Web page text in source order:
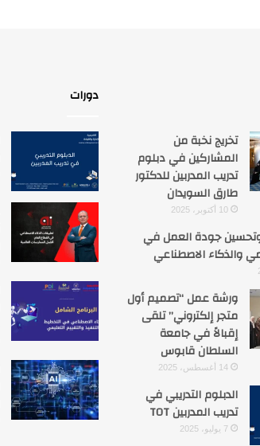
تخريج نخبة من
المشاركين في دبلوم
تدريب المدربين للدكتور
طارق السويدان
10 أكتوبر، 2025
وتحسين جودة العمل في
والذكاء الاصطناعي
ورشة عمل “تصميم أول
متجر إلكتروني” تلقى
إقبالاً في جامعة
السلطان قابوس
14 أغسطس، 2025
الدبلوم التدريبي في
تدريب المدربين TOT
7 يوليو، 2025
دورات